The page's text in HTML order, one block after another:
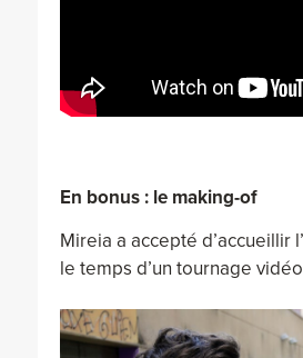
En bonus : le making-of
Mireia a accepté d’accueillir
le temps d’un tournage